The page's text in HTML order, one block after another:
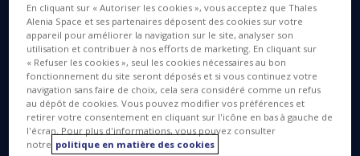
Sicral 2 est un programme en coopération entre le
ministère de la défense italien et la Direction
Générale de l’Armement (DGA) en France au
bénéfice des forces armées italiennes et
françaises, qui se partagent le financement à
En cliquant sur « Autoriser les cookies », vous acceptez que Thales
Alenia Space et ses partenaires déposent des cookies sur votre
appareil pour améliorer la navigation sur le site, analyser son
utilisation et contribuer à nos efforts de marketing. En cliquant sur
« Refuser les cookies », seul les cookies nécessaires au bon
fonctionnement du site seront déposés et si vous continuez votre
navigation sans faire de choix, cela sera considéré comme un refus
au dépôt de cookies. Vous pouvez modifier vos préférences et
retirer votre consentement en cliquant sur l'icône en bas à gauche de
l'écran. Pour plus d'informations, vous pouvez consulter
notre politique en matière des cookies